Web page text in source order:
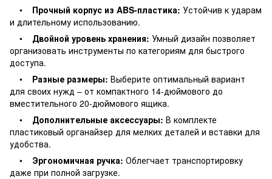
• Прочный корпус из ABS-пластика: Устойчив к ударам
и длительному использованию.
• Двойной уровень хранения: Умный дизайн позволяет
организовать инструменты по категориям для быстрого
доступа.
• Разные размеры: Выберите оптимальный вариант
для своих нужд – от компактного 14-дюймового до
вместительного 20-дюймового ящика.
• Дополнительные аксессуары: В комплекте
пластиковый органайзер для мелких деталей и вставки для
удобства.
• Эргономичная ручка: Облегчает транспортировку
даже при полной загрузке.